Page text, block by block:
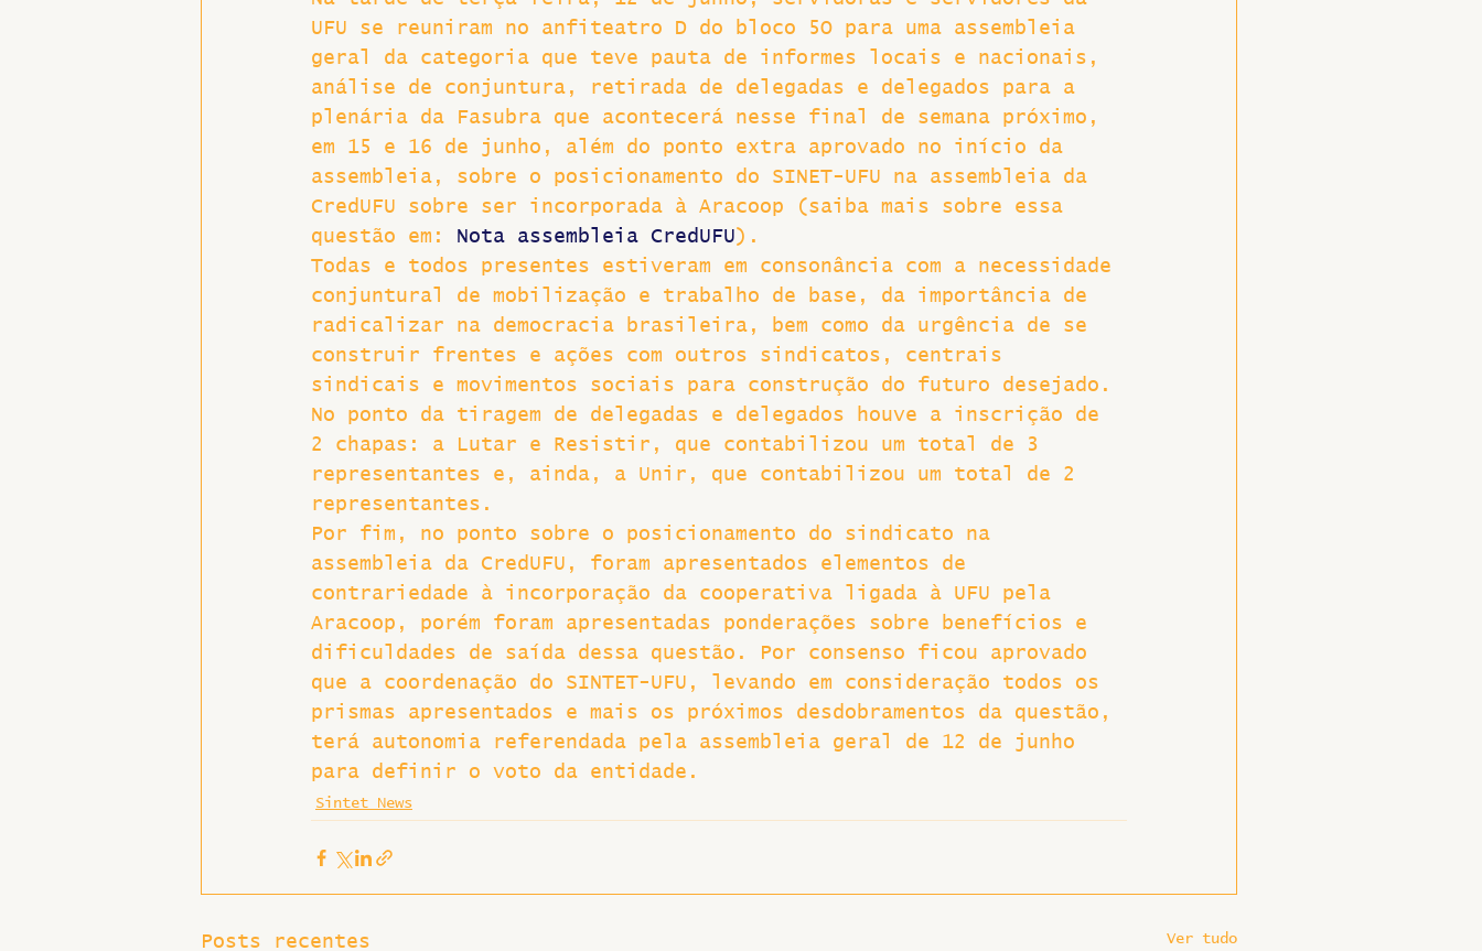
Greve
UFU se reuniram no anfiteatro D do bloco 5O para uma assembleia
geral da categoria que teve pauta de informes locais e nacionais,
análise de conjuntura, retirada de delegadas e delegados para a
plenária da Fasubra que acontecerá nesse final de semana próximo,
em 15 e 16 de junho, além do ponto extra aprovado no início da
assembleia, sobre o posicionamento do SINET-UFU na assembleia da
CredUFU sobre ser incorporada à Aracoop (saiba mais sobre essa
questão em:
Nota assembleia CredUFU).
Todas e todos presentes estiveram em consonância com a necessidade
conjuntural de mobilização e trabalho de base, da importância de
radicalizar na democracia brasileira, bem como da urgência de se
construir frentes e ações com outros sindicatos, centrais
sindicais e movimentos sociais para construção do futuro desejado.
No ponto da tiragem de delegadas e delegados houve a inscrição de
2 chapas: a Lutar e Resistir, que contabilizou um total de 3
representantes e, ainda, a Unir, que contabilizou um total de 2
representantes.
Por fim, no ponto sobre o posicionamento do sindicato na
assembleia da CredUFU, foram apresentados elementos de
contrariedade à incorporação da cooperativa ligada à UFU pela
Aracoop, porém foram apresentadas ponderações sobre benefícios e
dificuldades de saída dessa questão. Por consenso ficou aprovado
que a coordenação do SINTET-UFU, levando em consideração todos os
prismas apresentados e mais os próximos desdobramentos da questão,
terá autonomia referendada pela assembleia geral de 12 de junho
para definir o voto da entidade.
Sintet News
Posts recentes Ver tudo